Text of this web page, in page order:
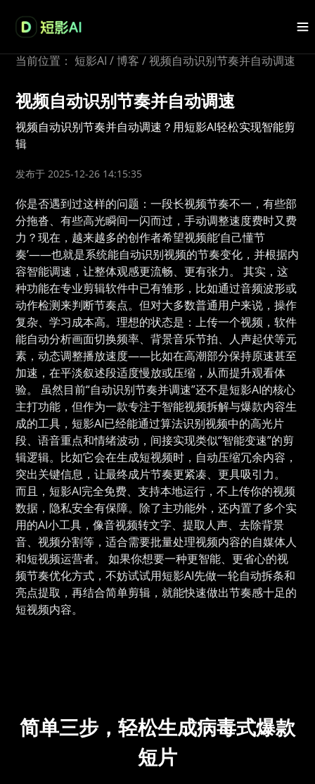
当前位置： 短影AI / 博客 / 视频自动识别节奏并自动调速
视频自动识别节奏并自动调速
视频自动识别节奏并自动调速？用短影AI轻松实现智能剪
辑
发布于 2025-12-26 14:15:35
你是否遇到过这样的问题：一段长视频节奏不一，有些部
分拖沓、有些高光瞬间一闪而过，手动调整速度费时又费
力？现在，越来越多的创作者希望视频能‘自己懂节
奏’——也就是系统能自动识别视频的节奏变化，并根据内
容智能调速，让整体观感更流畅、更有张力。 其实，这
种功能在专业剪辑软件中已有雏形，比如通过音频波形或
动作检测来判断节奏点。但对大多数普通用户来说，操作
复杂、学习成本高。理想的状态是：上传一个视频，软件
能自动分析画面切换频率、背景音乐节拍、人声起伏等元
素，动态调整播放速度——比如在高潮部分保持原速甚至
加速，在平淡叙述段适度慢放或压缩，从而提升观看体
验。 虽然目前“自动识别节奏并调速”还不是短影AI的核心
主打功能，但作为一款专注于智能视频拆解与爆款内容生
成的工具，短影AI已经能通过算法识别视频中的高光片
段、语音重点和情绪波动，间接实现类似“智能变速”的剪
辑逻辑。比如它会在生成短视频时，自动压缩冗余内容，
突出关键信息，让最终成片节奏更紧凑、更具吸引力。
而且，短影AI完全免费、支持本地运行，不上传你的视频
数据，隐私安全有保障。除了主功能外，还内置了多个实
用的AI小工具，像音视频转文字、提取人声、去除背景
音、视频分割等，适合需要批量处理视频内容的自媒体人
和短视频运营者。 如果你想要一种更智能、更省心的视
频节奏优化方式，不妨试试用短影AI先做一轮自动拆条和
亮点提取，再结合简单剪辑，就能快速做出节奏感十足的
短视频内容。
简单三步，轻松生成病毒式爆款
短片